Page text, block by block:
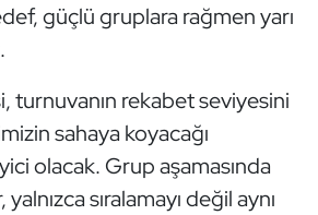
güçlü gruplara rağmen yarı
turnuvanın rekabet seviyesini
sahaya koyacağı
olacak. Grup aşamasında
sıralamayı değil aynı